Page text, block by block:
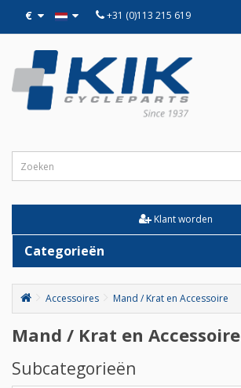
€ +31 (0)113 215 619
Klant worden
Categorieën
Accessoires Mand / Krat en Accessoire
Mand / Krat en Accessoire
Subcategorieën